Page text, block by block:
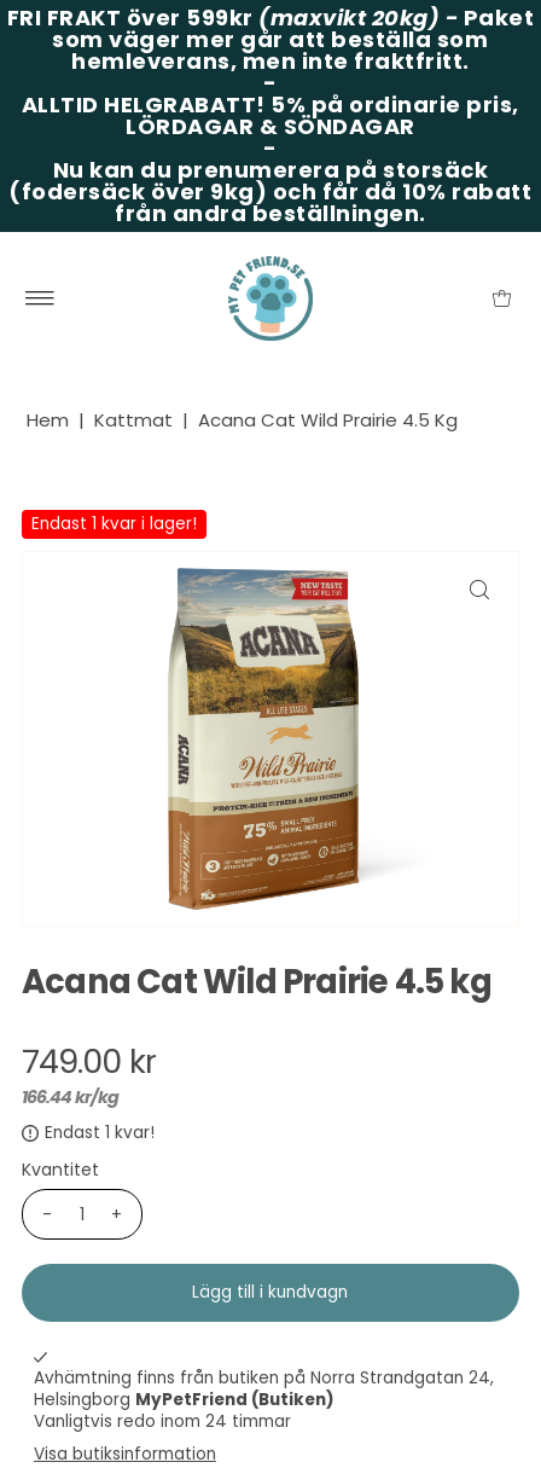
FRI FRAKT över 599kr (maxvikt 20kg) - Paket
som väger mer går att beställa som
hemleverans, men inte fraktfritt.
-
ALLTID HELGRABATT! 5% på ordinarie pris,
LÖRDAGAR & SÖNDAGAR
-
Nu kan du prenumerera på storsäck
(fodersäck över 9kg) och får då 10% rabatt
från andra beställningen.
Hem | Kattmat | Acana Cat Wild Prairie 4.5 Kg
Endast 1 kvar i lager!
Acana Cat Wild Prairie 4.5 kg
749.00 kr
166.44 kr/kg
Endast 1 kvar!
Kvantitet
-
+
Avhämtning finns från butiken på Norra Strandgatan 24,
Helsingborg MyPetFriend (Butiken)
Vanligtvis redo inom 24 timmar
Visa butiksinformation